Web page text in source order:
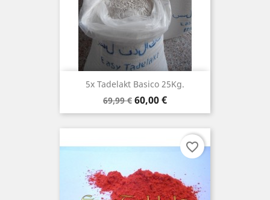
5x Tadelakt Basico 25Kg.
Preço
normal
69,99 € Preço
60,00 €
favorite_border